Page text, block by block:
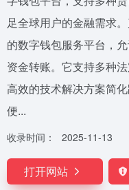
足全球用户的金融需求
的数字钱包服务平台，
资金转账。它支持多种
高效的技术解决方案简
便...
收录时间： 2025-11-13
打开网站